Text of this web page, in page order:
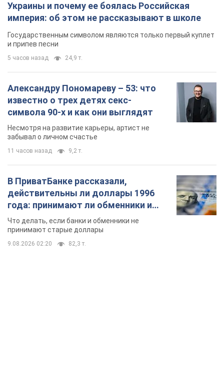
Украины и почему ее боялась Российская
империя: об этом не рассказывают в школе
Государственным символом являются только первый куплет
и припев песни
5 часов назад 24,9 т.
Александру Пономареву – 53: что
известно о трех детях секс-
символа 90-х и как они выглядят
Несмотря на развитие карьеры, артист не
забывал о личном счастье
11 часов назад 9,2 т.
В ПриватБанке рассказали,
действительны ли доллары 1996
года: принимают ли обменники и
банки такие купюры
Что делать, если банки и обменники не
принимают старые доллары
9.08.2026 02:20 82,3 т.